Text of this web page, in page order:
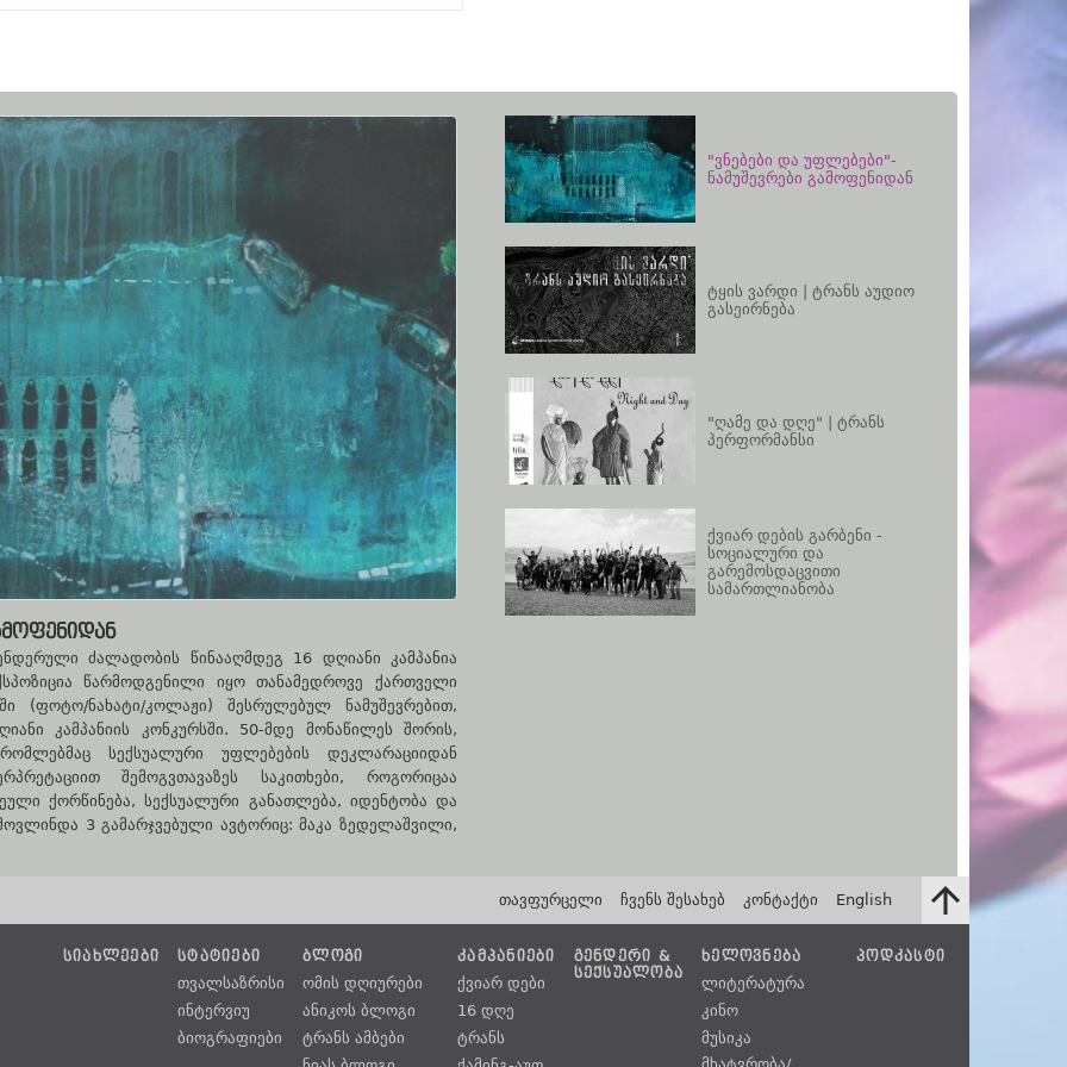
ძალადობის წინააღმდეგ 16 დღიანი კამპანია
წარმოდგენილი იყო თანამედროვე ქართველი
(ფოტო/ნახატი/კოლაჟი) შესრულებულ ნამუშევრებით,
კამპანიის კონკურსში. 50-მდე მონაწილეს შორის,
სექსუალური უფლებების დეკლარაციიდან
შემოგვთავაზეს საკითხები, როგორიცაა
ქორწინება, სექსუალური განათლება, იდენტობა და
3 გამარჯვებული ავტორიც: მაკა ზედელაშვილი,
"ვნებები და უფლებები"-
ნამუშევრები გამოფენიდან
ტყის ვარდი | ტრანს აუდიო
გასეირნება
"ღამე და დღე" | ტრანს
პერფორმანსი
ქვიარ დების გარბენი -
სოციალური და
გარემოსდაცვითი
სამართლიანობა
თავფურცელი ჩვენს შესახებ კონტაქტი English
ᲡᲘᲐᲮᲚᲔᲔᲑᲘ ᲡᲢᲐᲢᲘᲔᲑᲘ
თვალსაზრისი
ინტერვიუ
ბიოგრაფიები
ᲑᲚᲝᲒᲘ
ომის დღიურები
ანიკოს ბლოგი
ტრანს ამბები
ᲙᲐᲛᲞᲐᲜᲘᲔᲑᲘ
ქვიარ დები
16 დღე
ტრანს
ᲒᲔᲜᲓᲔᲠᲘ &
ᲡᲔᲥᲡᲣᲐᲚᲝᲑᲐ
ᲮᲔᲚᲝᲕᲜᲔᲑᲐ
ლიტერატურა
კინო
მუსიკა
ᲞᲝᲓᲙᲐᲡᲢᲘ